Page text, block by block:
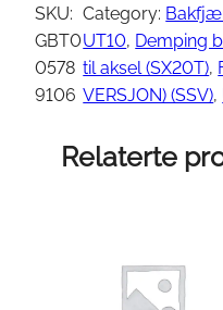
L
T
M
1
SKU:
GBT0
0578
9106
Category:
UT10, Demping
til aksel (SX20T),
VERSJON) (SSV),
Relaterte